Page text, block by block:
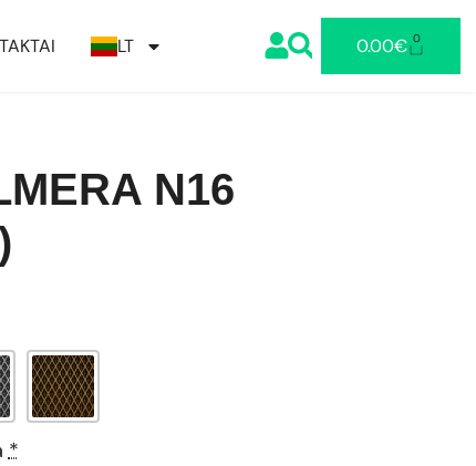
LT 0.00€ 0
N16
*